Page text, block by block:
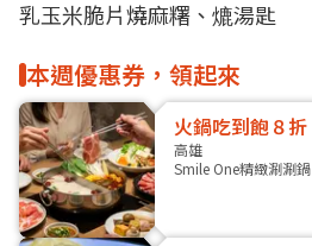
乳玉米脆片燒麻糬、熝湯匙
本週優惠券，領起來
火鍋吃到飽８折
高雄
Smile One精緻涮涮鍋